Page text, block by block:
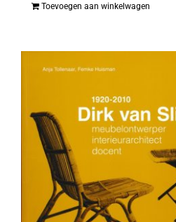
Toevoegen aan winkelwagen